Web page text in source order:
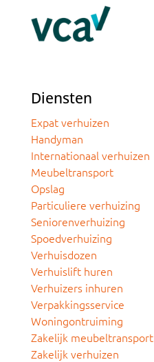
Diensten
Expat verhuizen
Handyman
Internationaal verhuizen
Meubeltransport
Opslag
Particuliere verhuizing
Seniorenverhuizing
Spoedverhuizing
Verhuisdozen
Verhuislift huren
Verhuizers inhuren
Verpakkingsservice
Woningontruiming
Zakelijk meubeltransport
Zakelijk verhuizen